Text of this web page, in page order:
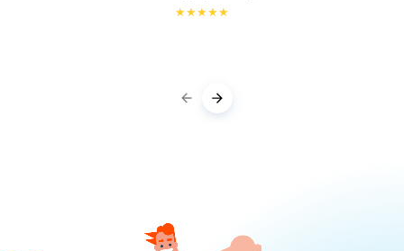
★★★★★